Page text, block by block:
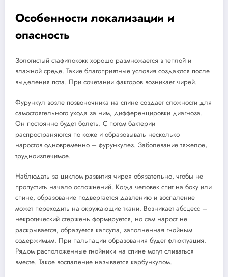
Особенности локализации и
опасность
Золотистый стафилококк хорошо размножается в теплой и
влажной среде. Такие благоприятные условия создаются после
выделения пота. При сочетании факторов возникает чирей.
Фурункул возле позвоночника на спине создает сложности для
самостоятельного ухода за ним, дифференцировки диагноза.
Он постоянно будет болеть. С потом бактерии
распространяются по коже и образовывать несколько
наростов одновременно – фурункулез. Заболевание тяжелое,
трудноизлечимое.
Наблюдать за циклом развития чирея обязательно, чтобы не
пропустить начало осложнений. Когда человек спит на боку или
спине, образование подвергается давлению и воспаление
может переходить на окружающие ткани. Возникает абсцесс –
некротический стержень формируется, но сам нарост не
раскрывается, образуется капсула, заполненная гнойным
содержимым. При пальпации образования будет флюктуация.
Рядом расположенные гнойники на спине могут сливаться
вместе. Такое воспаление называется карбункулом.